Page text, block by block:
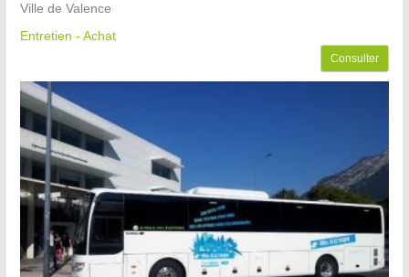
Ville de Valence
Entretien - Achat
Consulter